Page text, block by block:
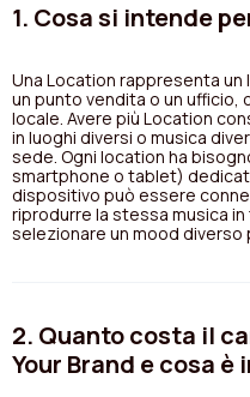
1. Cosa si intende
Una Location rappresenta
un punto vendita o un
locale. Avere più Location
in luoghi diversi o musica
sede. Ogni location ha
smartphone o tablet)
dispositivo può essere
riprodurre la stessa musica
selezionare un mood diverso
2. Quanto costa il
Your Brand e cosa è